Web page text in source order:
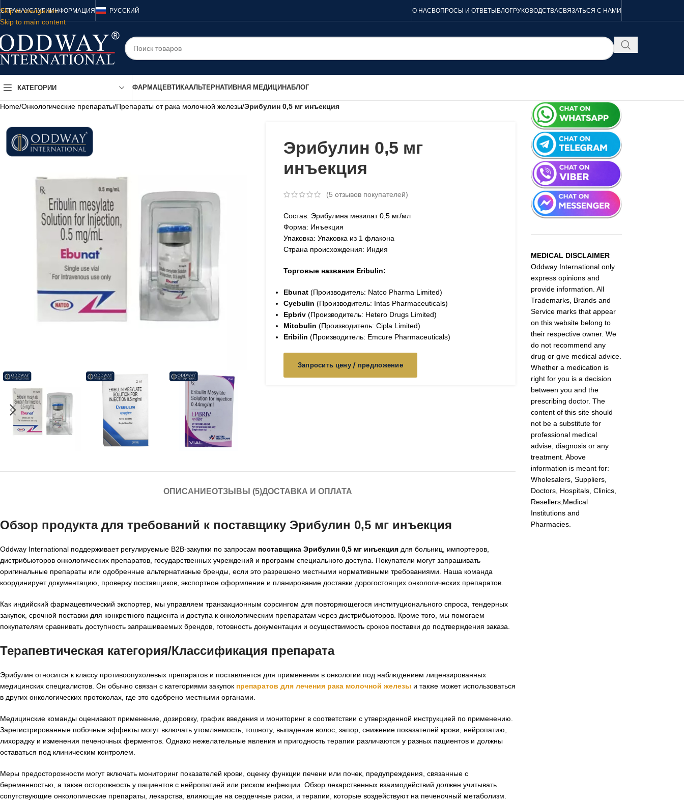
Skip to navigation
Skip to main content
СТРАНАУСЛУГИИНФОРМАЦИЯ РУССКИЙ О НАСВОПРОСЫ И ОТВЕТЫБЛОГРУКОВОДСТВАСВЯЗАТЬСЯ С НАМИ
КАТЕГОРИИ ФАРМАЦЕВТИКААЛЬТЕРНАТИВНАЯ МЕДИЦИНАБЛОГ
Home/Онкологические препараты/Препараты от рака молочной железы/Эрибулин 0,5 мг инъекция
Эрибулин 0,5 мг
инъекция
(5 отзывов покупателей)
Состав: Эрибулина мезилат 0,5 мг/мл
Форма: Инъекция
Упаковка: Упаковка из 1 флакона
Страна происхождения: Индия
Торговые названия Eribulin:
Ebunat(Производитель: Natco Pharma Limited)
Cyebulin (Производитель: Intas Pharmaceuticals)
Epbriv (Производитель: Hetero Drugs Limited)
Mitobulin (Производитель: Cipla Limited)
Eribilin (Производитель: Emcure Pharmaceuticals)
Запросить цену / предложение
ОПИСАНИЕОТЗЫВЫ (5)ДОСТАВКА И ОПЛАТА
Обзор продукта для требований к поставщику Эрибулин 0,5 мг инъекция
Oddway International поддерживает регулируемые B2B-закупки по запросам поставщика Эрибулин 0,5 мг инъекция для больниц, импортеров,
дистрибьюторов онкологических препаратов, государственных учреждений и программ специального доступа. Покупатели могут запрашивать
оригинальные препараты или одобренные альтернативные бренды, если это разрешено местными нормативными требованиями. Наша команда
координирует документацию, проверку поставщиков, экспортное оформление и планирование доставки дорогостоящих онкологических препаратов.
Как индийский фармацевтический экспортер, мы управляем транзакционным сорсингом для повторяющегося институционального спроса, тендерных
закупок, срочной поставки для конкретного пациента и доступа к онкологическим препаратам через дистрибьюторов. Кроме того, мы помогаем
покупателям сравнивать доступность запрашиваемых брендов, готовность документации и осуществимость сроков поставки до подтверждения заказа.
Терапевтическая категория/Классификация препарата
Эрибулин относится к классу противоопухолевых препаратов и поставляется для применения в онкологии под наблюдением лицензированных
медицинских специалистов. Он обычно связан с категориями закупок препаратов для лечения рака молочной железы и также может использоваться
в других онкологических протоколах, где это одобрено местными органами.
Медицинские команды оценивают применение, дозировку, график введения и мониторинг в соответствии с утвержденной инструкцией по применению.
Зарегистрированные побочные эффекты могут включать утомляемость, тошноту, выпадение волос, запор, снижение показателей крови, нейропатию,
лихорадку и изменения печеночных ферментов. Однако нежелательные явления и пригодность терапии различаются у разных пациентов и должны
оставаться под клиническим контролем.
Меры предосторожности могут включать мониторинг показателей крови, оценку функции печени или почек, предупреждения, связанные с
беременностью, а также осторожность у пациентов с нейропатией или риском инфекции. Обзор лекарственных взаимодействий должен учитывать
сопутствующие онкологические препараты, лекарства, влияющие на сердечные риски, и терапии, которые воздействуют на печеночный метаболизм.
MEDICAL DISCLAIMER
Oddway International only
express opinions and
provide information. All
Trademarks, Brands and
Service marks that appear
on this website belong to
their respective owner. We
do not recommend any
drug or give medical advice.
Whether a medication is
right for you is a decision
between you and the
prescribing doctor. The
content of this site should
not be a substitute for
professional medical
advise, diagnosis or any
treatment. Above
information is meant for:
Wholesalers, Suppliers,
Doctors, Hospitals, Clinics,
Resellers,Medical
Institutions and
Pharmacies.